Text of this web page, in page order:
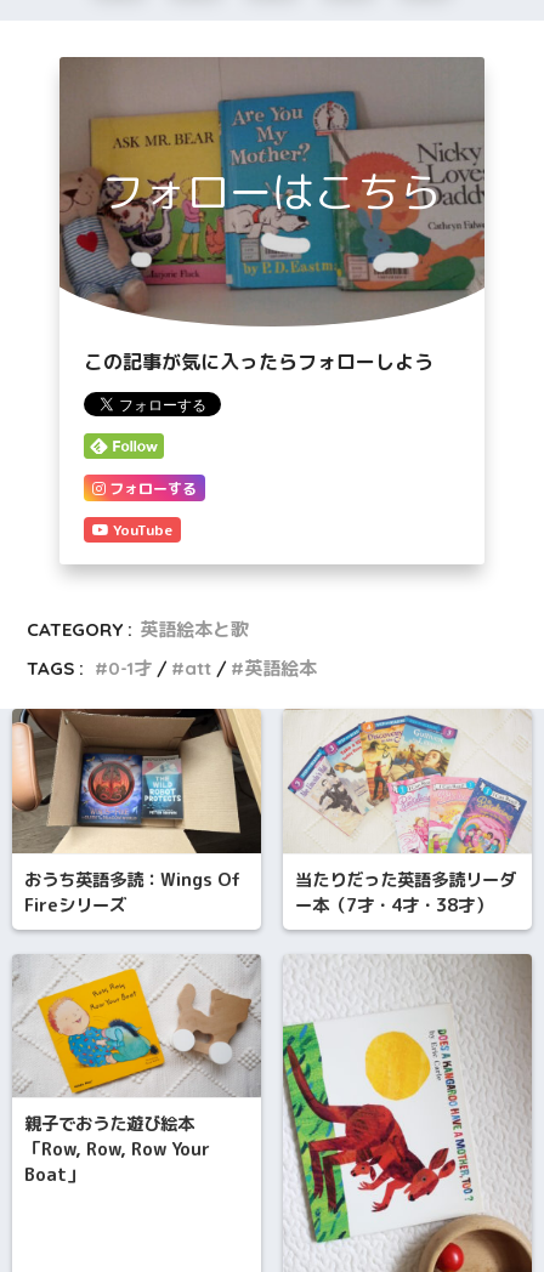
フォローはこちら
この記事が気に入ったらフォローしよう
フォローする
YouTube
CATEGORY : 英語絵本と歌
TAGS :
0-1才 att 英語絵本
おうち英語多読：Wings Of
Fireシリーズ
当たりだった英語多読リーダ
ー本（7才・4才・38才）
親子でおうた遊び絵本
「Row, Row, Row Your
Boat」